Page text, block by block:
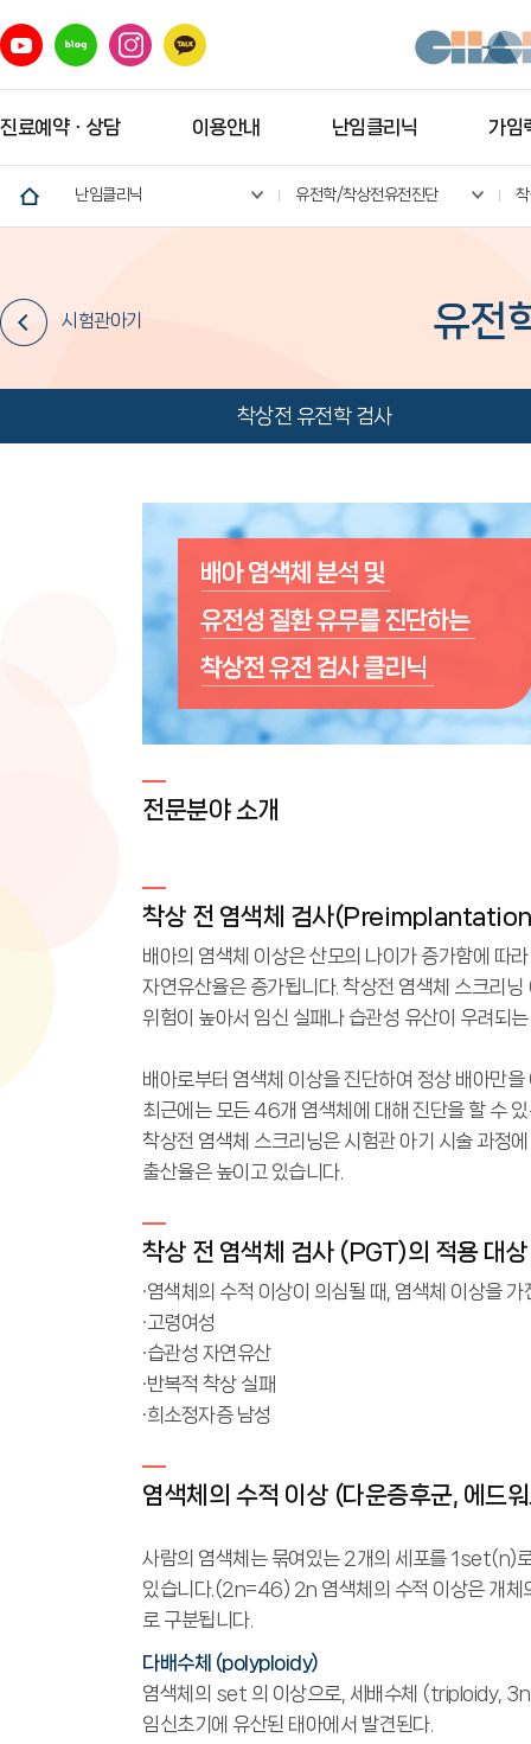
진료예약ㆍ상담 이용안내 난임클리닉 가임
난임클리닉 유전학/착상전유전진단
시험관아기 유전
착상전 유전학 검사
전문분야 소개
착상 전 염색체 검사
배아의 염색체 이상은 산모의 나이가 증가함에 따
자연유산율은 증가됩니다. 착상전 염색체 스크리
위험이 높아서 임신 실패나 습관성 유산이 우려되
배아로부터 염색체 이상을 진단하여 정상 배아만
최근에는 모든 46개 염색체에 대해 진단을 할 수
착상전 염색체 스크리닝은 시험관 아기 시술 과정
출산율은 높이고 있습니다.
착상 전 염색체 검사 (PGT)의 적용 대상
·염색체의 수적 이상이 의심될 때, 염색체 이상을
·고령여성
·습관성 자연유산
·반복적 착상 실패
·희소정자증 남성
염색체의 수적 이상 (다운증후군, 에드
사람의 염색체는 묶여있는 2개의 세포를 1set(n)
있습니다.(2n=46) 2n 염색체의 수적 이상은 개
로 구분됩니다.
다배수체 (polyploidy)
염색체의 set 의 이상으로, 세배수체 (triploidy,
임신초기에 유산된 태아에서 발견된다.